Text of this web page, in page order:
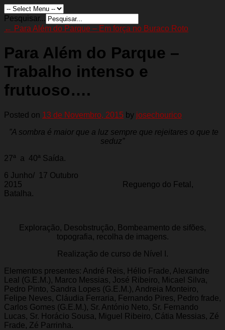
Pesquisar...
← Para Além do Parque – Em força no Buraco Roto
Para Além do Parque –
Trabalho intenso e
frutuoso….
Posted on 13 de Novembro, 2015 by josechourico
”A sombra é maior que a luz sempre que rejeitares o que te
seduz”
27ª a 40ª Saída.
6 Junho/ 17 Outubro
2015 Reguengo do Fetal,
Batalha.
Exploração, Desobstrução, Bombeamento de sifões,
topografia, recolha de imagens.
Realização de curso de Nível I.
Elementos presentes: André Reis, Hélio Frade, Alexandre
Leal (G.E.M.), Marco Messias, José Ribeiro, Micael Silva,
Pedro Pinto, Sandra Lopes (G.E.M.), Andreia Monteiro,
Felipe Neves, Cláudia Ferraria, Fernando Pires, Pedro frade,
Carlos Gomes (G.E.M.), Sr. António Neto, Sr. Fernando
Lucas, Sr. Horácio Sousa, Miguel Ribeiro, Cátia Messias, Zé
Frade, Zé Parrinha.